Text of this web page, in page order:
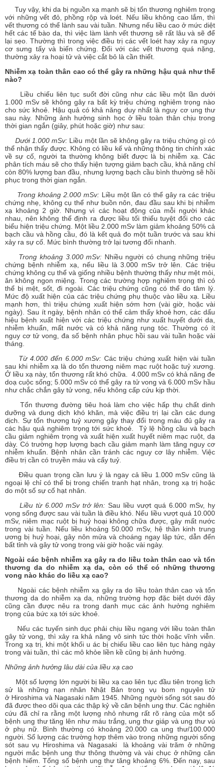
Tuy vậy, khi da bị nguồn xạ mạnh sẽ bị tổn thương nghiêm trọng
với những vết đỏ, phồng rộp và loét. Nếu liều không cao lắm, thì
vết thương có thể lành sau vài tuần. Nhưng nếu liều cao ở mức diệt
hết các tế bào da, thì việc làm lành vết thương sẽ rất lâu và sẽ để
lại sẹo. Thường thì trong việc điều trị các vết loét hay xảy ra nguy
cơ sưng tấy và biến chứng. Đối với các vết thương quá nặng,
thường xảy ra hoại tử và việc cắt bỏ là cần thiết.
Nhiễm xạ toàn thân cao có thể gây ra những hậu quả như thế
nào?
Liều chiếu liên tục suốt đời cũng như các liều một lần dưới
1.000 mSv sẽ không gây ra bất kỳ triệu chứng nghiêm trọng nào
cho sức khoẻ. Hậu quả có khả năng duy nhất là nguy cơ ung thư
sau này. Những ảnh hưởng sinh học ở liều toàn thân chịu trong
thời gian ngắn (giây, phút hoặc giờ) như sau:
Dưới 1.000 mSv: Liều một lần sẽ không gây ra triệu chứng gì có
thể nhận thấy được. Không có liều kế và những thông tin chính xác
về sự cố, người ta thường không biết được là bị nhiễm xạ. Các
phân tích máu sẽ cho thấy hiện tượng giảm bạch cầu, khả năng chỉ
còn 80% lượng ban đầu, nhưng lượng bạch cầu bình thường sẽ hồi
phục trong thời gian ngắn.
Trong khoảng 2.000 mSv: Liều một lần có thể gây ra các triệu
chứng nhẹ, không cụ thể như buồn nôn, đau đầu sau khi bị nhiễm
xạ khoảng 2 giờ. Nhưng vì các hoạt động của mỗi người khác
nhau, nên không thể định ra được liều tối thiểu tuyệt đối cho các
biểu hiện triệu chứng. Một liều 2.000 mSv làm giảm khoảng 50% cả
bạch cầu và hồng cầu, đó là kết quả đo một tuần trước và sau khi
xảy ra sự cố. Mức bình thường trở lại tương đối nhanh.
Trong khoảng 3.000 mSv: Nhiều người có chung những triệu
chứng bệnh nhiễm xạ, nếu liều là 3.000 mSv trở lên. Các triệu
chứng không cụ thể và giống nhiều bệnh thường thấy như mệt mỏi,
ăn không ngon miệng. Trong các trường hợp nghiêm trọng thì có
thể bị mệt, sốt, đi ngoài. Các triệu chứng cũng có thể do tâm lý.
Mức độ xuất hiện của các triệu chứng phụ thuộc vào liều xạ. Liều
mạnh hơn, thì triệu chứng xuất hiện sớm hơn (vài giờ, hoặc vài
ngày). Sau ít ngày, bệnh nhân có thể cảm thấy khoẻ hơn, các dấu
hiệu bệnh xuất hiện với các triệu chứng như xuất huyết dưới da,
nhiễm khuẩn, mất nước và có khả năng rụng tóc. Thường có ít
nguy cơ tử vong, đa số bệnh nhân phục hồi sau vài tuần hoặc vài
tháng.
Từ 4.000 đến 6.000 mSv: Các triệu chứng xuất hiện vài tuần
sau khi nhiễm xạ là do tổn thương niêm mạc ruột hoặc tuỷ xương.
Ở liều xạ này, tổn thương rất khó chữa. 4.000 mSv có khả năng đe
doạ cuộc sống; 5.000 mSv có thể gây ra tử vong và 6.000 mSv hầu
như chắc chắn gây tử vong, nếu không cấp cứu kịp thời.
Tổn thương đường tiêu hoá làm cho việc hấp thụ chất dinh
dưỡng và dung dịch khó khăn, mà việc điều trị lại cần các dung
dịch. Sự tổn thương tuỷ xương gây thay đổi trong máu đủ gây ra
các hậu quả nghiêm trọng tới sức khoẻ. Tỷ lệ hồng cầu và bạch
cầu giảm nghiêm trọng và xuất hiện xuất huyết niêm mạc ruột, dạ
dày. Có trường hợp lượng bạch cầu giảm mạnh làm tăng nguy cơ
nhiễm khuẩn. Bệnh nhân cần tránh các nguy cơ lây nhiễm. Việc
điều trị cần có truyền máu và cấy tuỷ.
Điều quan trọng cần lưu ý là ngay cả liều 1.000 mSv cũng là
ngoại lệ chỉ có thể bị trong chiến tranh hạt nhân, trong xạ trị hoặc
do một số sự cố hạt nhân.
Liều từ 6.000 mSv trở lên: Sau liều vượt quá 6.000 mSv, hy
vọng sống được sau vài tuần là điều khó. Nếu liều vượt quá 10.000
mSv, niêm mạc ruột bị huỷ hoại không chữa được, gây mất nước
trong vài tuần. Nếu liều khoảng 50.000 mSv, hệ thần kinh trung
ương bị huỷ hoại, gây nôn mửa và choáng ngay lập tức, dẫn đến
bất tỉnh và gây tử vong trong vài giờ hoặc vài ngày.
Ngoài các bệnh nhiễm xạ gây ra do liều toàn thân cao và tổn
thương da do nhiễm xạ da, còn có thể có những thương
vong nào khác do liều xạ cao?
Ngoài các bệnh nhiễm xạ gây ra do liều toàn thân cao và tổn
thương da do nhiễm xạ da, những trường hợp đặc biệt dưới đây
cũng cần được nêu ra trong danh mục các ảnh hưởng nghiêm
trọng của bức xạ tới sức khoẻ.
Nếu các tuyến sinh dục phải chịu liều ngang với liều toàn thân
gây tử vong, thì xảy ra khả năng vô sinh tức thời hoặc vĩnh viễn.
Trong xạ trị, khi một khối u ác bị chiếu liều cao liên tục hàng ngày
trong vài tuần, thì các mô khỏe liền kề cũng bị ảnh hưởng.
Những ảnh hưởng lâu dài của liều xạ cao
Một số lượng lớn người bị liều xạ cao liên tục đầu tiên trong lịch
sử là những nạn nhân Nhật Bản trong vụ bom nguyên tử
ở Hiroshima và Nagasaki năm 1945. Những người sống sót sau đó
đã được theo dõi qua các thập kỷ về căn bệnh ung thư. Các nghiên
cứu đã chỉ ra rằng một lượng nhỏ nhưng rất rõ ràng của một số
bệnh ung thư tăng lên như máu trắng, ung thư giáp và ung thư vú
ở phụ nữ. Bình thường có khoảng 20.000 ca ung thư/100.000
người. Số lượng các trường hợp thêm vào trong những người sống
sót sau vụ Hiroshima và Nagasaki là khoảng vài trăm ở những
người mắc bệnh ung thư thông thường và vài chục ở những căn
bệnh hiếm. Tổng số bệnh ung thư tăng khoảng 6%. Đến nay, sau